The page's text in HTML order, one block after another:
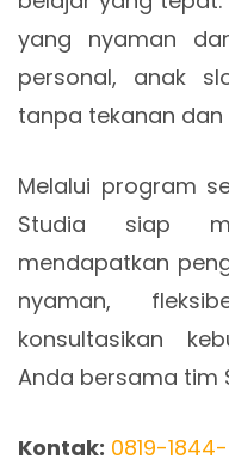
yang nyaman
personal, anak
tanpa tekanan
Melalui program
Studia siap
mendapatkan
nyaman,
konsultasikan
Anda bersama tim
Kontak: 0819-